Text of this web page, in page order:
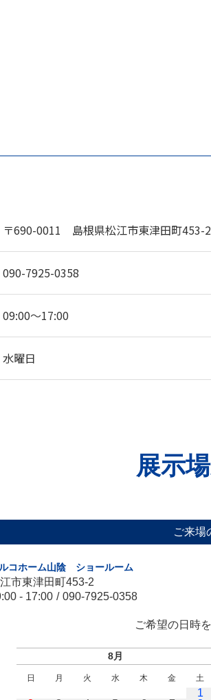
〒690-0011 島根県松江市東津田町453-2
090-7925-0358
09:00〜17:00
水曜日